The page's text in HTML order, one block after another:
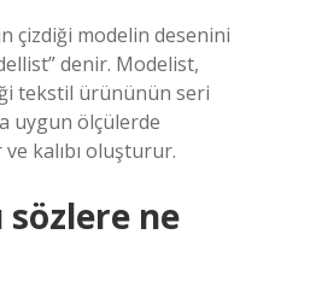
çizdiği modelin desenini
denir. Modelist,
tekstil ürününün seri
uygun ölçülerde
ve kalıbı oluşturur.
sözlere ne